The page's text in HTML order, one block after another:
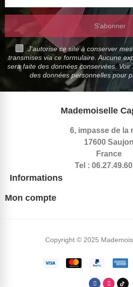
S’abonner
J'autorise ce site à conserver
transmises via ce formulaire. Aucune
sera faite des données conservées.
des données personnelles pour
Mademoiselle
6, impasse de la
17600 Saujon
France
Tel :
Informations
Mon compte
Copyright © 2025